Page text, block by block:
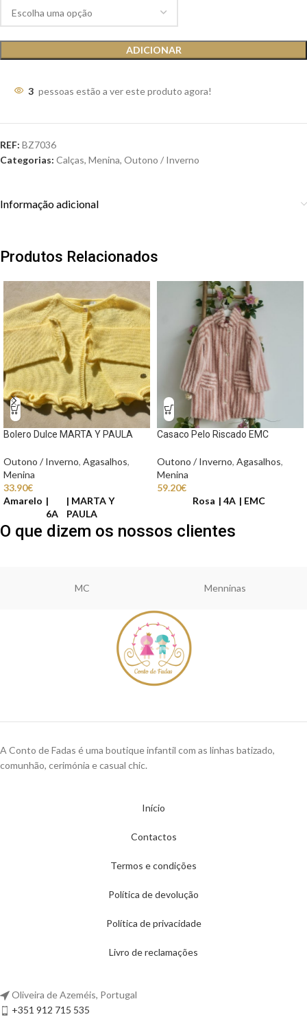
ADICIONAR
3 pessoas estão a ver este produto agora!
REF: BZ7036
Categorias: Calças, Menina, Outono / Inverno
Informação adicional
Produtos Relacionados
Bolero Dulce MARTA Y PAULA
Outono / Inverno, Agasalhos,
Menina
33.90€
Amarelo
6A
MARTA Y
PAULA
Casaco Pelo Riscado EMC
Outono / Inverno, Agasalhos,
Menina
59.20€
Rosa
4A EMC
O que dizem os nossos clientes
MC Menninas
A Conto de Fadas é uma boutique infantil com as linhas batizado,
comunhão, cerimónia e casual chic.
Início
Contactos
Termos e condições
Política de devolução
Política de privacidade
Livro de reclamações
Oliveira de Azeméis, Portugal
+351 912 715 535